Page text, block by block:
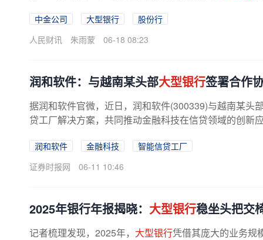
中金公司 大型银行
股份行
人民财讯
朱雨蒙 06-18 08:23
润和软件：与越南某头部大型银行签署合作
据润和软件官微，近日，润和软件(300339)与越南某头
贷工厂解决方案，共同推动金融科技在信贷领域的创新
润和软件 金融科技
智能信贷工厂
证券时报网
06-11 10:46
2025年银行年报揭晓： 大型银行稳坐头把交
记者梳理发现，2025年， 大型银行凭借其庞大的业务规